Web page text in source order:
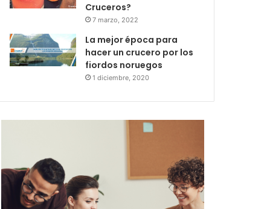
Cruceros?
7 marzo, 2022
La mejor época para
hacer un crucero por los
fiordos noruegos
1 diciembre, 2020